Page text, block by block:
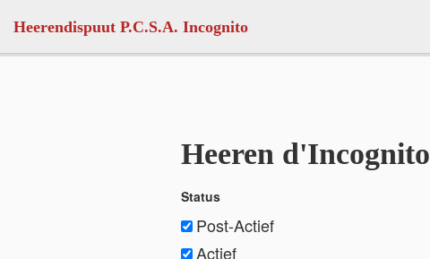
Heerendispuut P.C.S.A. Incognito
Heeren d'Incognito
Status
Post-Actief
Actief